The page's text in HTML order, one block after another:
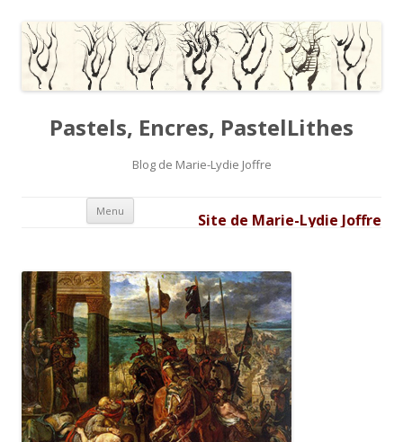
Pastels, Encres, PastelLithes
Blog de Marie-Lydie Joffre
Menu Aller au contenu principal
Site de Marie-Lydie Joffre